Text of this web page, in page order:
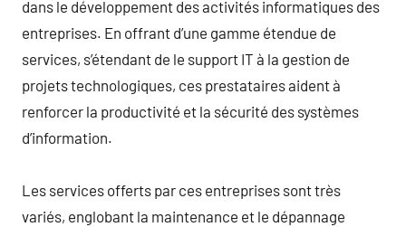
dans le développement des activités informatiques des
entreprises. En offrant d’une gamme étendue de
services, s’étendant de le support IT à la gestion de
projets technologiques, ces prestataires aident à
renforcer la productivité et la sécurité des systèmes
d’information.
Les services offerts par ces entreprises sont très
variés, englobant la maintenance et le dépannage